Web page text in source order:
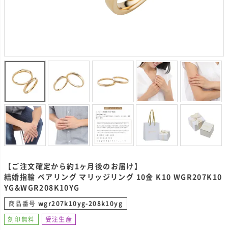
【ご注文確定から約1ヶ月後のお届け】
結婚指輪 ペアリング マリッジリング 10金 K10 WGR207K10
YG&WGR208K10YG
商品番号 wgr207k10yg-208k10yg
刻印無料 受注生産